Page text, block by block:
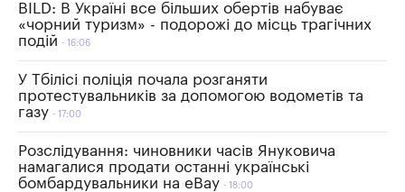
BILD: В Україні все більших обертів набуває
«чорний туризм» - подорожі до місць трагічних
подій
16:06
У Тбілісі поліція почала розганяти
протестувальників за допомогою водометів та
газу
17:00
Розслідування: чиновники часів Януковича
намагалися продати останні українські
бомбардувальники на eBay
18:00